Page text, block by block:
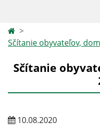
Sčítanie obyvateľov,
Sčítanie
10.08.2020